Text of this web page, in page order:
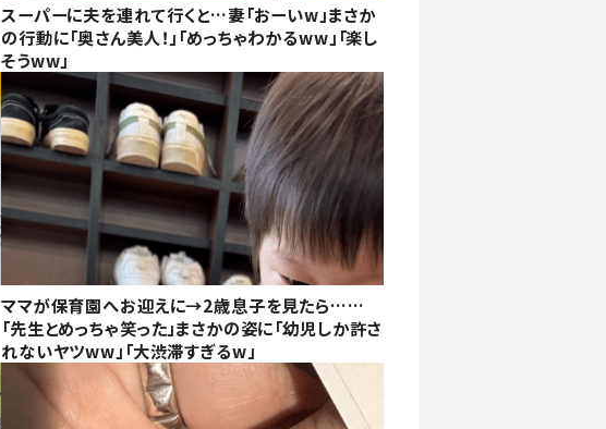
スーパーに夫を連れて行くと…妻「おーいw」まさか
の行動に「奥さん美人！」「めっちゃわかるww」「楽し
そうww」
ママが保育園へお迎えに→2歳息子を見たら……
「先生とめっちゃ笑った」まさかの姿に「幼児しか許さ
れないヤツww」「大渋滞すぎるw」